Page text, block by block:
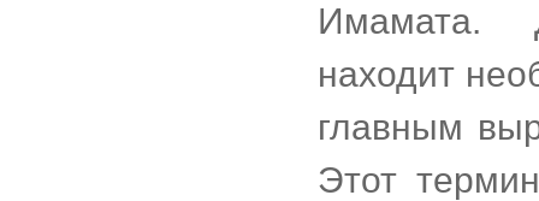
Имамата.
находит
главным
Этот